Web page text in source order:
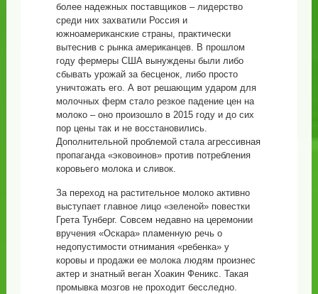
более надежных поставщиков – лидерство
среди них захватили Россия и
южноамериканские страны, практически
вытеснив с рынка американцев. В прошлом
году фермеры США вынуждены были либо
сбывать урожай за бесценок, либо просто
уничтожать его. А вот решающим ударом для
молочных ферм стало резкое падение цен на
молоко – оно произошло в 2015 году и до сих
пор цены так и не восстановились.
Дополнительной проблемой стала агрессивная
пропаганда «эковоинов» против потребления
коровьего молока и сливок.
За переход на растительное молоко активно
выступает главное лицо «зеленой» повестки
Грета Тунберг. Совсем недавно на церемонии
вручения «Оскара» пламенную речь о
недопустимости отнимания «ребенка» у
коровы и продажи ее молока людям произнес
актер и знатный веган Хоакин Феникс. Такая
промывка мозгов не проходит бесследно.